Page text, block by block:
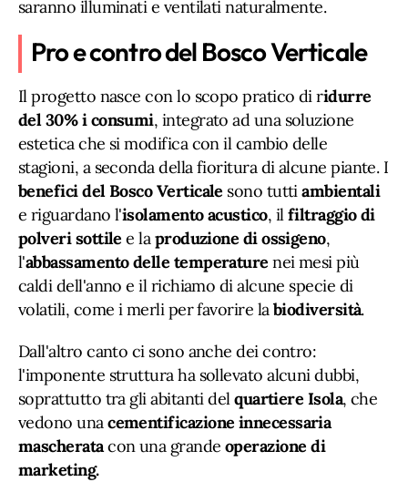
saranno illuminati e ventilati naturalmente.
Pro e contro del Bosco Verticale
Il progetto nasce con lo scopo pratico di ridurre
del 30% i consumi, integrato ad una soluzione
estetica che si modifica con il cambio delle
stagioni, a seconda della fioritura di alcune piante. I
benefici del Bosco Verticale sono tuttiambientali
e riguardano l'isolamento acustico, ilfiltraggio di
polveri sottile e laproduzione di ossigeno,
l'abbassamento delle temperature nei mesi più
caldi dell'anno e il richiamo di alcune specie di
volatili, come i merli per favorire labiodiversità.
Dall'altro canto ci sono anche dei contro:
l'imponente struttura ha sollevato alcuni dubbi,
soprattutto tra gli abitanti delquartiere Isola, che
vedono unacementificazione innecessaria
mascheratacon una grande operazione di
marketing.